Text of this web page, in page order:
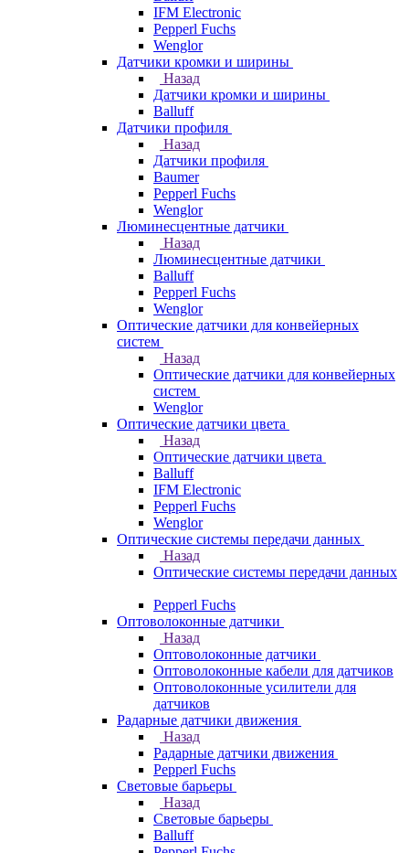
IFM Electronic
Pepperl Fuchs
Wenglor
Датчики кромки и ширины
Назад
Датчики кромки и ширины
Balluff
Датчики профиля
Назад
Датчики профиля
Baumer
Pepperl Fuchs
Wenglor
Люминесцентные датчики
Назад
Люминесцентные датчики
Balluff
Pepperl Fuchs
Wenglor
Оптические датчики для конвейерных
систем
Назад
Оптические датчики для конвейерных
систем
Wenglor
Оптические датчики цвета
Назад
Оптические датчики цвета
Balluff
IFM Electronic
Pepperl Fuchs
Wenglor
Оптические системы передачи данных
Назад
Оптические системы передачи данных
Pepperl Fuchs
Оптоволоконные датчики
Назад
Оптоволоконные датчики
Оптоволоконные кабели для датчиков
Оптоволоконные усилители для
датчиков
Радарные датчики движения
Назад
Радарные датчики движения
Pepperl Fuchs
Световые барьеры
Назад
Световые барьеры
Balluff